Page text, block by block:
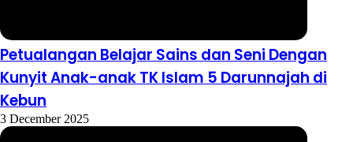
Petualangan Belajar Sains dan Seni Dengan
Kunyit Anak-anak TK Islam 5 Darunnajah di
Kebun
3 December 2025